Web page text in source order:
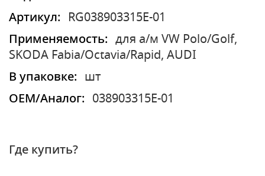
Артикул:
RG038903315E-01
Применяемость:
для а/м VW Polo/Golf,
SKODA Fabia/Octavia/Rapid, AUDI
В упаковке:
шт
OEM/Аналог:
038903315E-01
Где купить?